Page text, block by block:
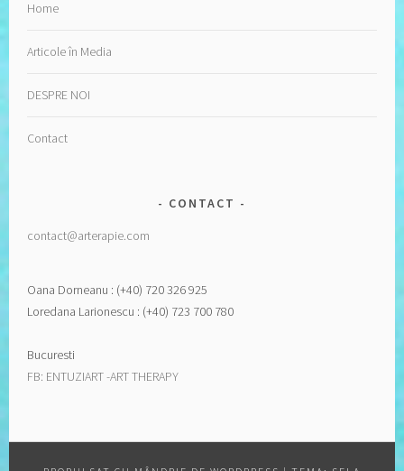
Home
Articole în Media
DESPRE NOI
Contact
CONTACT
contact@arterapie.com
Oana Dorneanu : (+40) 720 326 925
Loredana Larionescu : (+40) 723 700 780
Bucuresti
FB: ENTUZIART -ART THERAPY